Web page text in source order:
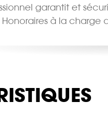
garantit et
Honoraires à la charge